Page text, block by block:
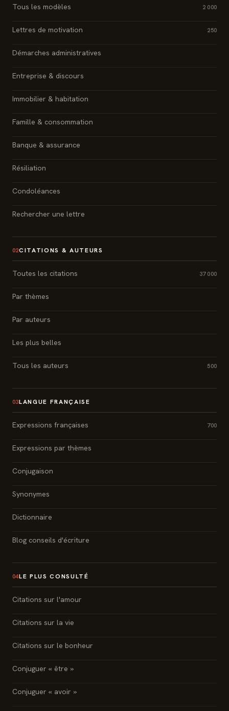
Tous les modèles 2 000
Lettres de motivation 250
Démarches administratives
Entreprise & discours
Immobilier & habitation
Famille & consommation
Banque & assurance
Résiliation
Condoléances
Rechercher une lettre
02CITATIONS & AUTEURS
Toutes les citations 37 000
Par thèmes
Par auteurs
Les plus belles
Tous les auteurs 500
03LANGUE FRANÇAISE
Expressions françaises 700
Expressions par thèmes
Conjugaison
Synonymes
Dictionnaire
Blog conseils d'écriture
04LE PLUS CONSULTÉ
Citations sur l'amour
Citations sur la vie
Citations sur le bonheur
Conjuguer « être »
Conjuguer « avoir »